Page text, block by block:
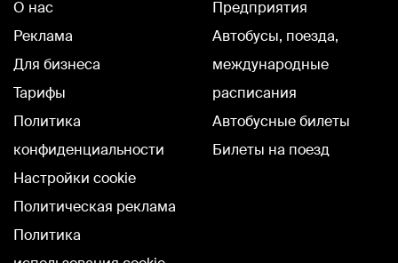
О нас
Реклама
Для бизнеса
Тарифы
Политика
конфиденциальности
Настройки cookie
Политическая реклама
Политика
Предприятия
Автобусы, поезда,
международные
расписания
Автобусные билеты
Билеты на поезд